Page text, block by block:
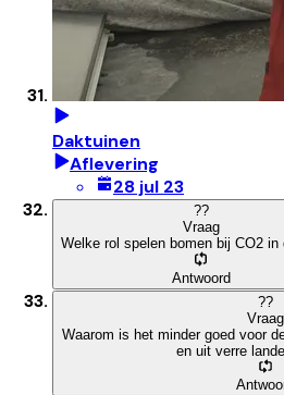
Daktuinen
Aflevering
28 jul 23
??
Vraag
Welke rol spelen bomen bij CO2 in
Antwoord
??
Vraag
Waarom is het minder goed voor
en uit verre